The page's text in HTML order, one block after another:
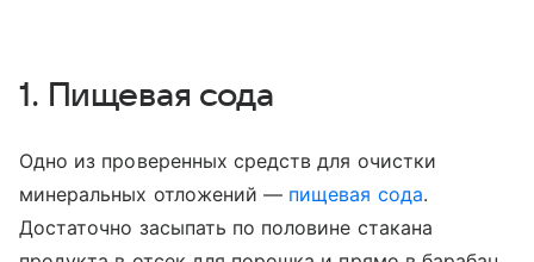
1. Пищевая сода
Одно из проверенных средств для очистки
минеральных отложений — пищевая сода.
Достаточно засыпать по половине стакана